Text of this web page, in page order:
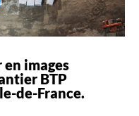
images
BTP
de-France.